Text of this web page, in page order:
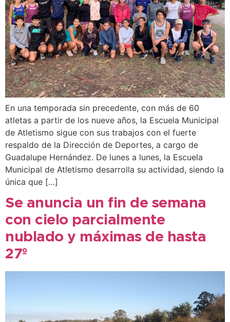
En una temporada sin precedente, con más de 60
atletas a partir de los nueve años, la Escuela Municipal
de Atletismo sigue con sus trabajos con el fuerte
respaldo de la Dirección de Deportes, a cargo de
Guadalupe Hernández. De lunes a lunes, la Escuela
Municipal de Atletismo desarrolla su actividad, siendo la
única que […]
Se anuncia un fin de semana
con cielo parcialmente
nublado y máximas de hasta
27º